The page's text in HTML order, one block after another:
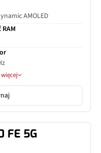
AMOLED
RAM
FE 5G